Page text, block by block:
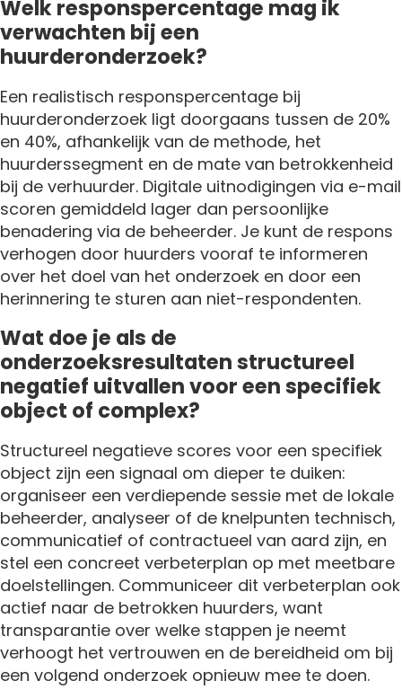
Welk responspercentage mag ik
verwachten bij een
huurderonderzoek?
Een realistisch responspercentage bij
huurderonderzoek ligt doorgaans tussen de 20%
en 40%, afhankelijk van de methode, het
huurderssegment en de mate van betrokkenheid
bij de verhuurder. Digitale uitnodigingen via e-mail
scoren gemiddeld lager dan persoonlijke
benadering via de beheerder. Je kunt de respons
verhogen door huurders vooraf te informeren
over het doel van het onderzoek en door een
herinnering te sturen aan niet-respondenten.
Wat doe je als de
onderzoeksresultaten structureel
negatief uitvallen voor een specifiek
object of complex?
Structureel negatieve scores voor een specifiek
object zijn een signaal om dieper te duiken:
organiseer een verdiepende sessie met de lokale
beheerder, analyseer of de knelpunten technisch,
communicatief of contractueel van aard zijn, en
stel een concreet verbeterplan op met meetbare
doelstellingen. Communiceer dit verbeterplan ook
actief naar de betrokken huurders, want
transparantie over welke stappen je neemt
verhoogt het vertrouwen en de bereidheid om bij
een volgend onderzoek opnieuw mee te doen.